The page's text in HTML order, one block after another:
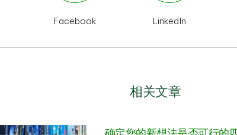
Facebook LinkedIn
相关文章